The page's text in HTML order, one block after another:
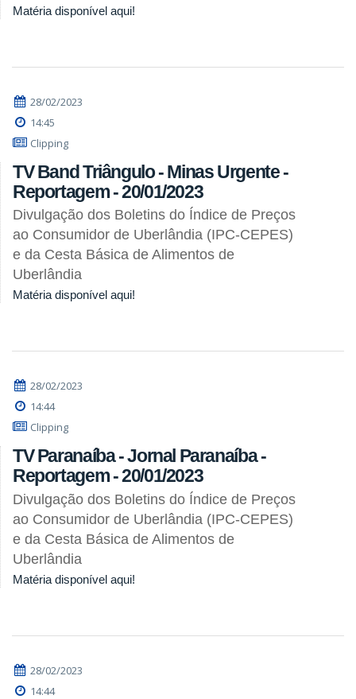
Matéria disponível aqui!
28/02/2023
14:45
Clipping
TV Band Triângulo - Minas Urgente -
Reportagem - 20/01/2023
Divulgação dos Boletins do Índice de Preços
ao Consumidor de Uberlândia (IPC-CEPES)
e da Cesta Básica de Alimentos de
Uberlândia
Matéria disponível aqui!
28/02/2023
14:44
Clipping
TV Paranaíba - Jornal Paranaíba -
Reportagem - 20/01/2023
Divulgação dos Boletins do Índice de Preços
ao Consumidor de Uberlândia (IPC-CEPES)
e da Cesta Básica de Alimentos de
Uberlândia
Matéria disponível aqui!
28/02/2023
14:44